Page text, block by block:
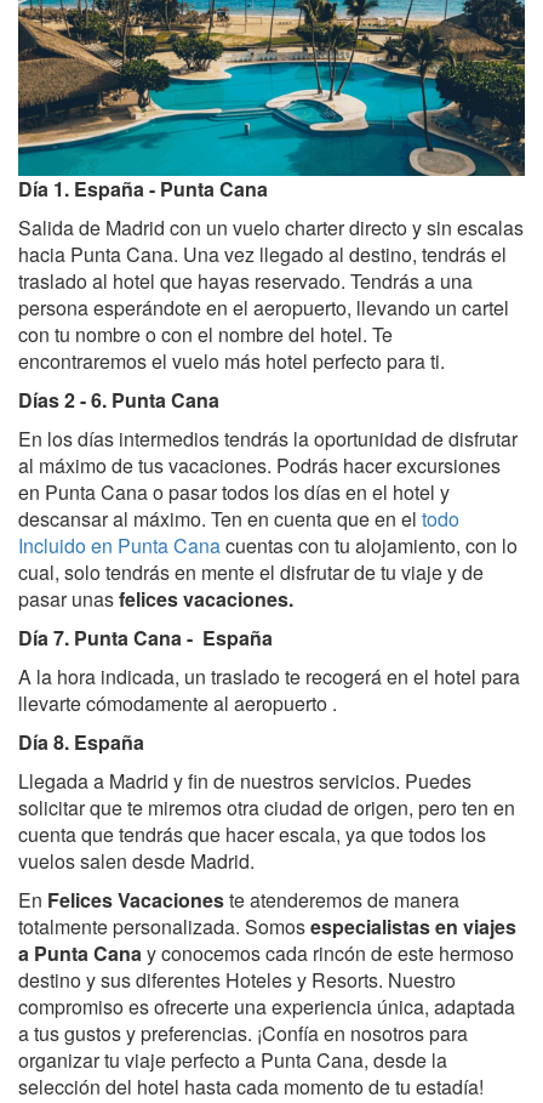
Día 1. España - Punta Cana
Salida de Madrid con un vuelo charter directo y sin escalas
hacia Punta Cana. Una vez llegado al destino, tendrás el
traslado al hotel que hayas reservado. Tendrás a una
persona esperándote en el aeropuerto, llevando un cartel
con tu nombre o con el nombre del hotel. Te
encontraremos el vuelo más hotel perfecto para ti.
Días 2 - 6. Punta Cana
En los días intermedios tendrás la oportunidad de disfrutar
al máximo de tus vacaciones. Podrás hacer excursiones
en Punta Cana o pasar todos los días en el hotel y
descansar al máximo. Ten en cuenta que en el todo
Incluido en Punta Canacuentas con tu alojamiento, con lo
cual, solo tendrás en mente el disfrutar de tu viaje y de
pasar unasfelices vacaciones.
Día 7. Punta Cana - España
A la hora indicada, un traslado te recogerá en el hotel para
llevarte cómodamente al aeropuerto .
Día 8. España
Llegada a Madrid y fin de nuestros servicios. Puedes
solicitar que te miremos otra ciudad de origen, pero ten en
cuenta que tendrás que hacer escala, ya que todos los
vuelos salen desde Madrid.
En Felices Vacacioneste atenderemos de manera
totalmente personalizada. Somosespecialistas en viajes
a Punta Canay conocemos cada rincón de este hermoso
destino y sus diferentes Hoteles y Resorts. Nuestro
compromiso es ofrecerte una experiencia única, adaptada
a tus gustos y preferencias. ¡Confía en nosotros para
organizar tu viaje perfecto a Punta Cana, desde la
selección del hotel hasta cada momento de tu estadía!